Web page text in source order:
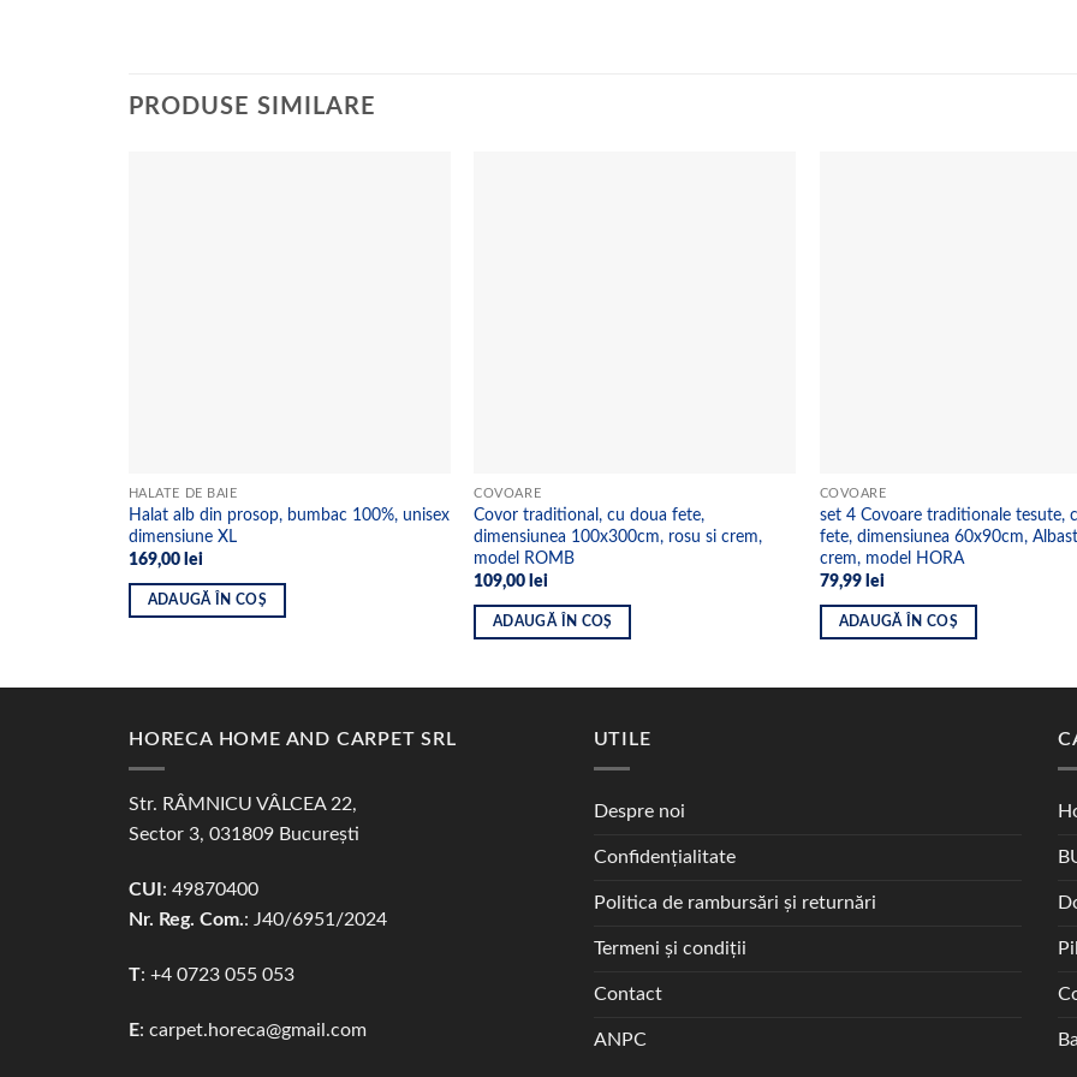
PRODUSE SIMILARE
HALATE DE BAIE
Halat alb din prosop, bumbac 100%, unisex
dimensiune XL
169,00 lei
ADAUGĂ ÎN COȘ
COVOARE
Covor traditional, cu doua fete,
dimensiunea 100x300cm, rosu si crem,
model ROMB
109,00 lei
ADAUGĂ ÎN COȘ
COVOARE
set 4 Covoare traditionale tesute,
fete, dimensiunea 60x90cm,
crem, model HORA
79,99 lei
ADAUGĂ ÎN COȘ
HORECA HOME AND CARPET SRL
Str. RÂMNICU VÂLCEA 22,
Sector 3, 031809 București
CUI : 49870400
Nr. Reg. Com.: J40/6951/2024
T: +4 0723 055 053
E: carpet.horeca@gmail.com
UTILE
Despre noi
Confidențialitate
Politica de rambursări și returnări
Termeni și condiții
Contact
ANPC